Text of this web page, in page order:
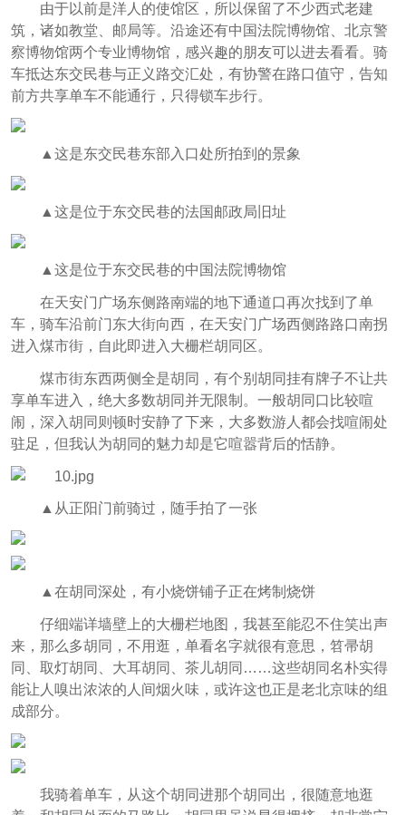
由于以前是洋人的使馆区，所以保留了不少西式老建
筑，诸如教堂、邮局等。沿途还有中国法院博物馆、北京警
察博物馆两个专业博物馆，感兴趣的朋友可以进去看看。骑
车抵达东交民巷与正义路交汇处，有协警在路口值守，告知
前方共享单车不能通行，只得锁车步行。
▲这是东交民巷东部入口处所拍到的景象
▲这是位于东交民巷的法国邮政局旧址
▲这是位于东交民巷的中国法院博物馆
在天安门广场东侧路南端的地下通道口再次找到了单
车，骑车沿前门东大街向西，在天安门广场西侧路路口南拐
进入煤市街，自此即进入大栅栏胡同区。
煤市街东西两侧全是胡同，有个别胡同挂有牌子不让共
享单车进入，绝大多数胡同并无限制。一般胡同口比较喧
闹，深入胡同则顿时安静了下来，大多数游人都会找喧闹处
驻足，但我认为胡同的魅力却是它喧嚣背后的恬静。
▲从正阳门前骑过，随手拍了一张
▲在胡同深处，有小烧饼铺子正在烤制烧饼
仔细端详墙壁上的大栅栏地图，我甚至能忍不住笑出声
来，那么多胡同，不用逛，单看名字就很有意思，笤帚胡
同、取灯胡同、大耳胡同、茶儿胡同……这些胡同名朴实得
能让人嗅出浓浓的人间烟火味，或许这也正是老北京味的组
成部分。
我骑着单车，从这个胡同进那个胡同出，很随意地逛